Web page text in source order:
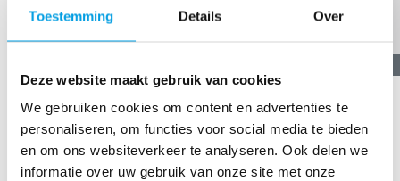
Toestemming Details Over
Deze website maakt gebruik van cookies
We gebruiken cookies om content en advertenties te
personaliseren, om functies voor social media te bieden
en om ons websiteverkeer te analyseren. Ook delen we
informatie over uw gebruik van onze site met onze
C. Huijs
TOON MEER